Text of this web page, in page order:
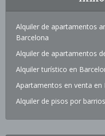
Alquiler de apartamentos
Barcelona
Alquiler de apartamentos
Alquiler turístico en
Apartamentos en venta en
Alquiler de pisos por